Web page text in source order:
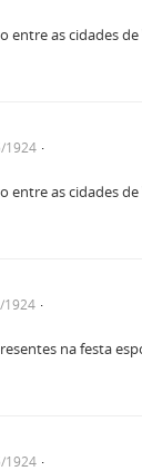
as cidades de
1924
as cidades de
1924
na festa
1924